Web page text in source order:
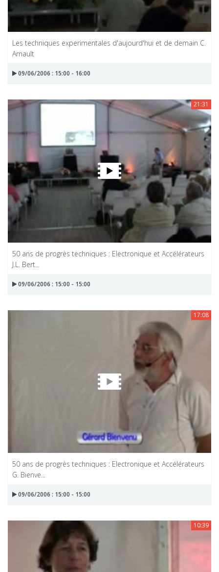
Les techniques experimentales d'aujourd'hui et de demain C.
Arnault
09/06/2006 : 15:00 - 16:00
21:31
50 ans de progrès techniques : Electronique et Accélérateurs
J.L. Bert...
09/06/2006 : 15:00 - 15:00
17:08
50 ans de progrès techniques : Electronique et Accélérateurs
G. Bienve...
09/06/2006 : 15:00 - 15:00
10:39